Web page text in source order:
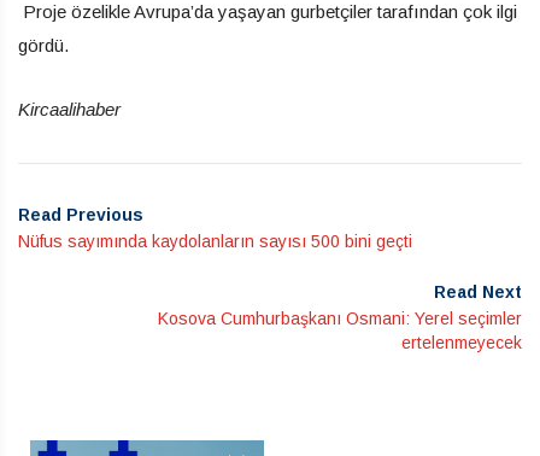
Proje özelikle Avrupa’da yaşayan gurbetçiler tarafından çok ilgi
gördü.
Kircaalihaber
Read Previous
Nüfus sayımında kaydolanların sayısı 500 bini geçti
Read Next
Kosova Cumhurbaşkanı Osmani: Yerel seçimler
ertelenmeyecek